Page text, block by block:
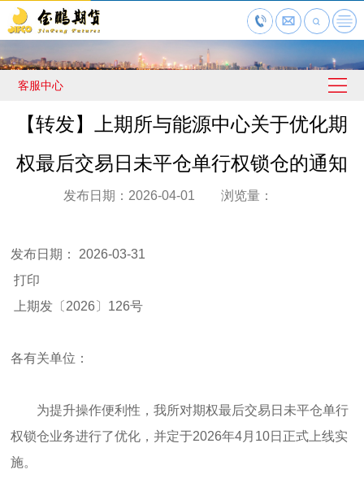
客服中心
【转发】上期所与能源中心关于优化期
权最后交易日未平仓单行权锁仓的通知
发布日期：2026-04-01 浏览量：
发布日期： 2026-03-31
打印
上期发〔2026〕126号
各有关单位：
为提升操作便利性，我所对期权最后交易日未平仓单行
权锁仓业务进行了优化，并定于2026年4月10日正式上线实
施。